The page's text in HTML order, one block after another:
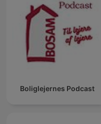
Boliglejernes Podcast